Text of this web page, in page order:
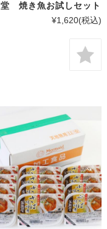
焼き魚お試しセット
¥1,620(税込)